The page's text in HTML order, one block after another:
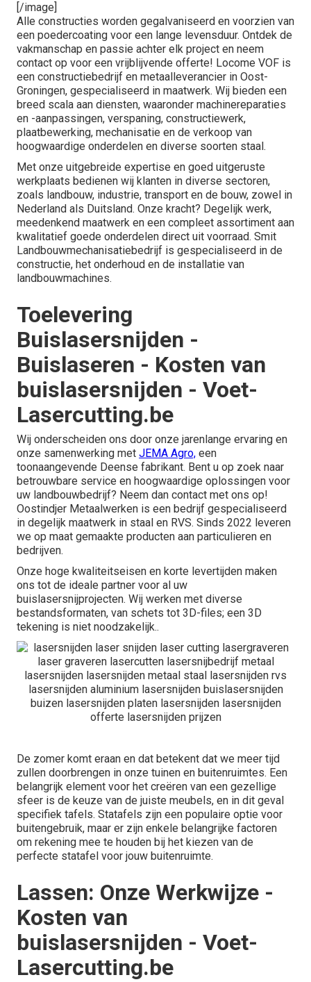
[/image]
Alle constructies worden gegalvaniseerd en voorzien van
een poedercoating voor een lange levensduur. Ontdek de
vakmanschap en passie achter elk project en neem
contact op voor een vrijblijvende offerte! Locome VOF is
een constructiebedrijf en metaalleverancier in Oost-
Groningen, gespecialiseerd in maatwerk. Wij bieden een
breed scala aan diensten, waaronder machinereparaties
en -aanpassingen, verspaning, constructiewerk,
plaatbewerking, mechanisatie en de verkoop van
hoogwaardige onderdelen en diverse soorten staal.
Met onze uitgebreide expertise en goed uitgeruste
werkplaats bedienen wij klanten in diverse sectoren,
zoals landbouw, industrie, transport en de bouw, zowel in
Nederland als Duitsland. Onze kracht? Degelijk werk,
meedenkend maatwerk en een compleet assortiment aan
kwalitatief goede onderdelen direct uit voorraad. Smit
Landbouwmechanisatiebedrijf is gespecialiseerd in de
constructie, het onderhoud en de installatie van
landbouwmachines.
Toelevering
Buislasersnijden -
Buislaseren - Kosten van
buislasersnijden - Voet-
Lasercutting.be
Wij onderscheiden ons door onze jarenlange ervaring en
onze samenwerking met JEMA Agro, een
toonaangevende Deense fabrikant. Bent u op zoek naar
betrouwbare service en hoogwaardige oplossingen voor
uw landbouwbedrijf? Neem dan contact met ons op!
Oostindjer Metaalwerken is een bedrijf gespecialiseerd
in degelijk maatwerk in staal en RVS. Sinds 2022 leveren
we op maat gemaakte producten aan particulieren en
bedrijven.
Onze hoge kwaliteitseisen en korte levertijden maken
ons tot de ideale partner voor al uw
buislasersnijprojecten. Wij werken met diverse
bestandsformaten, van schets tot 3D-files; een 3D
tekening is niet noodzakelijk..
De zomer komt eraan en dat betekent dat we meer tijd
zullen doorbrengen in onze tuinen en buitenruimtes. Een
belangrijk element voor het creëren van een gezellige
sfeer is de keuze van de juiste meubels, en in dit geval
specifiek tafels. Statafels zijn een populaire optie voor
buitengebruik, maar er zijn enkele belangrijke factoren
om rekening mee te houden bij het kiezen van de
perfecte statafel voor jouw buitenruimte.
Lassen: Onze Werkwijze -
Kosten van
buislasersnijden - Voet-
Lasercutting.be